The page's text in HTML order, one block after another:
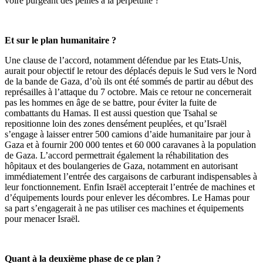
Et sur le plan humanitaire ?
Une clause de l’accord, notamment défendue par les Etats-Unis,
aurait pour objectif le retour des déplacés depuis le Sud vers le Nord
de la bande de Gaza, d’où ils ont été sommés de partir au début des
représailles à l’attaque du 7 octobre. Mais ce retour ne concernerait
pas les hommes en âge de se battre, pour éviter la fuite de
combattants du Hamas. Il est aussi question que Tsahal se
repositionne loin des zones densément peuplées, et qu’Israël
s’engage à laisser entrer 500 camions d’aide humanitaire par jour à
Gaza et à fournir 200 000 tentes et 60 000 caravanes à la population
de Gaza. L’accord permettrait également la réhabilitation des
hôpitaux et des boulangeries de Gaza, notamment en autorisant
immédiatement l’entrée des cargaisons de carburant indispensables à
leur fonctionnement. Enfin Israël accepterait l’entrée de machines et
d’équipements lourds pour enlever les décombres. Le Hamas pour
sa part s’engagerait à ne pas utiliser ces machines et équipements
pour menacer Israël.
Quant à la deuxième phase de ce plan ?